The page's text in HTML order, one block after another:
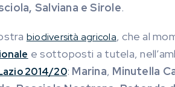
Salviana e Sirole.
biodiversità agricola, che al
e sottoposti a tutela,
2014/20: Marina, Minutella